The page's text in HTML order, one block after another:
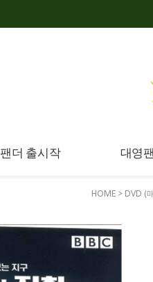
더 출시작 대영
HOME > DVD (